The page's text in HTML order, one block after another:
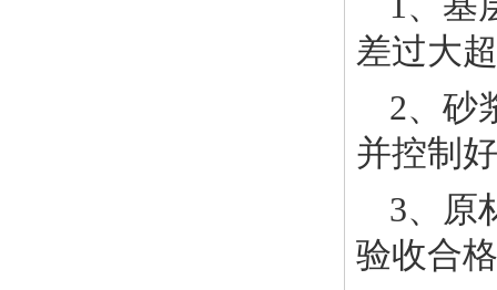
差过大
2、砂
并控制
3、原
验收合